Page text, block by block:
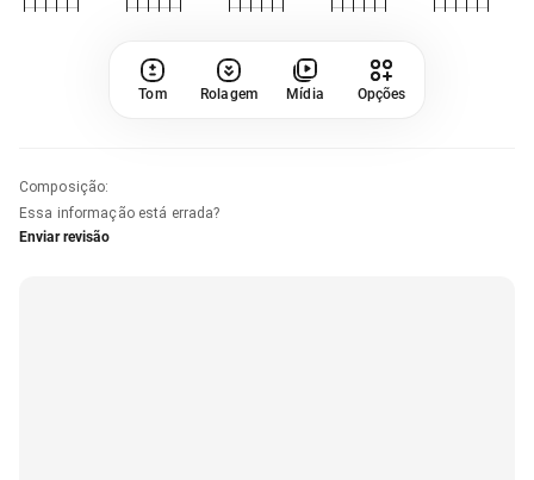
Tom Rolagem Mídia Opções
Composição:
Essa informação está errada?
Enviar revisão